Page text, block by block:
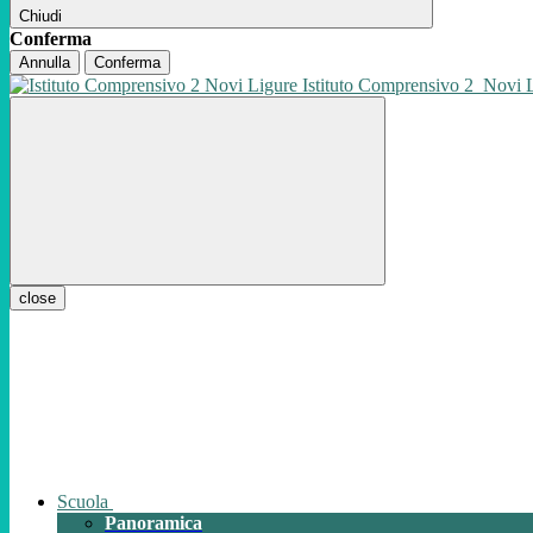
Chiudi
Conferma
Annulla Conferma
Istituto Comprensivo 2 Novi
close
Scuola
Panoramica